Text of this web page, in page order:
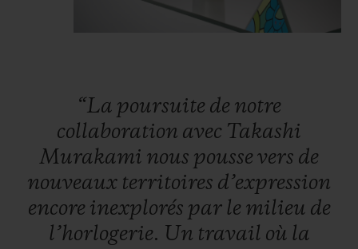
obtenu par le sertissage de 487 pierres
reproduisant les nuances de l’arc-en-ciel :
oranges. Grâce àun ingénieux système de
roulement àbilles développé spécialement
par les ingénieurs de Hublot, afin de faire
vivre la fleur humanisée de Takashi
Murakami, les pétales se mettent à tourner
sous la glace de la montre.
“La poursuite de notre
collaboration avec Takashi
Murakami nous pousse vers de
nouveaux territoires d’expression
encore inexplorés par le milieu de
l’horlogerie. Un travail où la